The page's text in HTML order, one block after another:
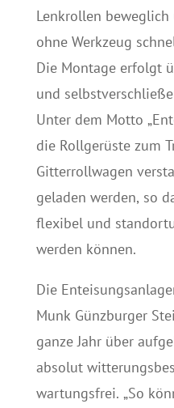
Lenkrollen
ohne Werkzeug
Die Montage erfolgt
und
Unter dem Motto
die Rollgerüste zum
Gitterrollwagen
geladen werden, so
flexibel und
werden können.
Die
Munk Günzburger
ganze Jahr über
absolut
wartungsfrei. „So